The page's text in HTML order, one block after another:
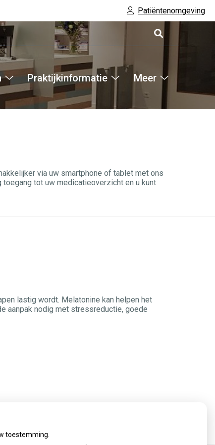
Patiëntenomgeving
Bestellen
submenu
Praktijkinformatie
Praktijkinformatie
submenu
Meer
Meer
via uw smartphone of tablet met ons
tot uw medicatieoverzicht en u kunt
lastig wordt. Melatonine kan helpen het
aanpak nodig met stressreductie, goede
toestemming.